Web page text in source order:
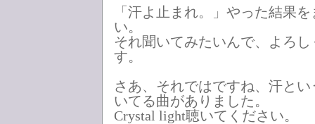
「汗よ止まれ。」やった結果
い。
それ聞いてみたいんで、よろ
す。
さあ、それではですね、汗と
いてる曲がありました。
Crystal light聴いてください。